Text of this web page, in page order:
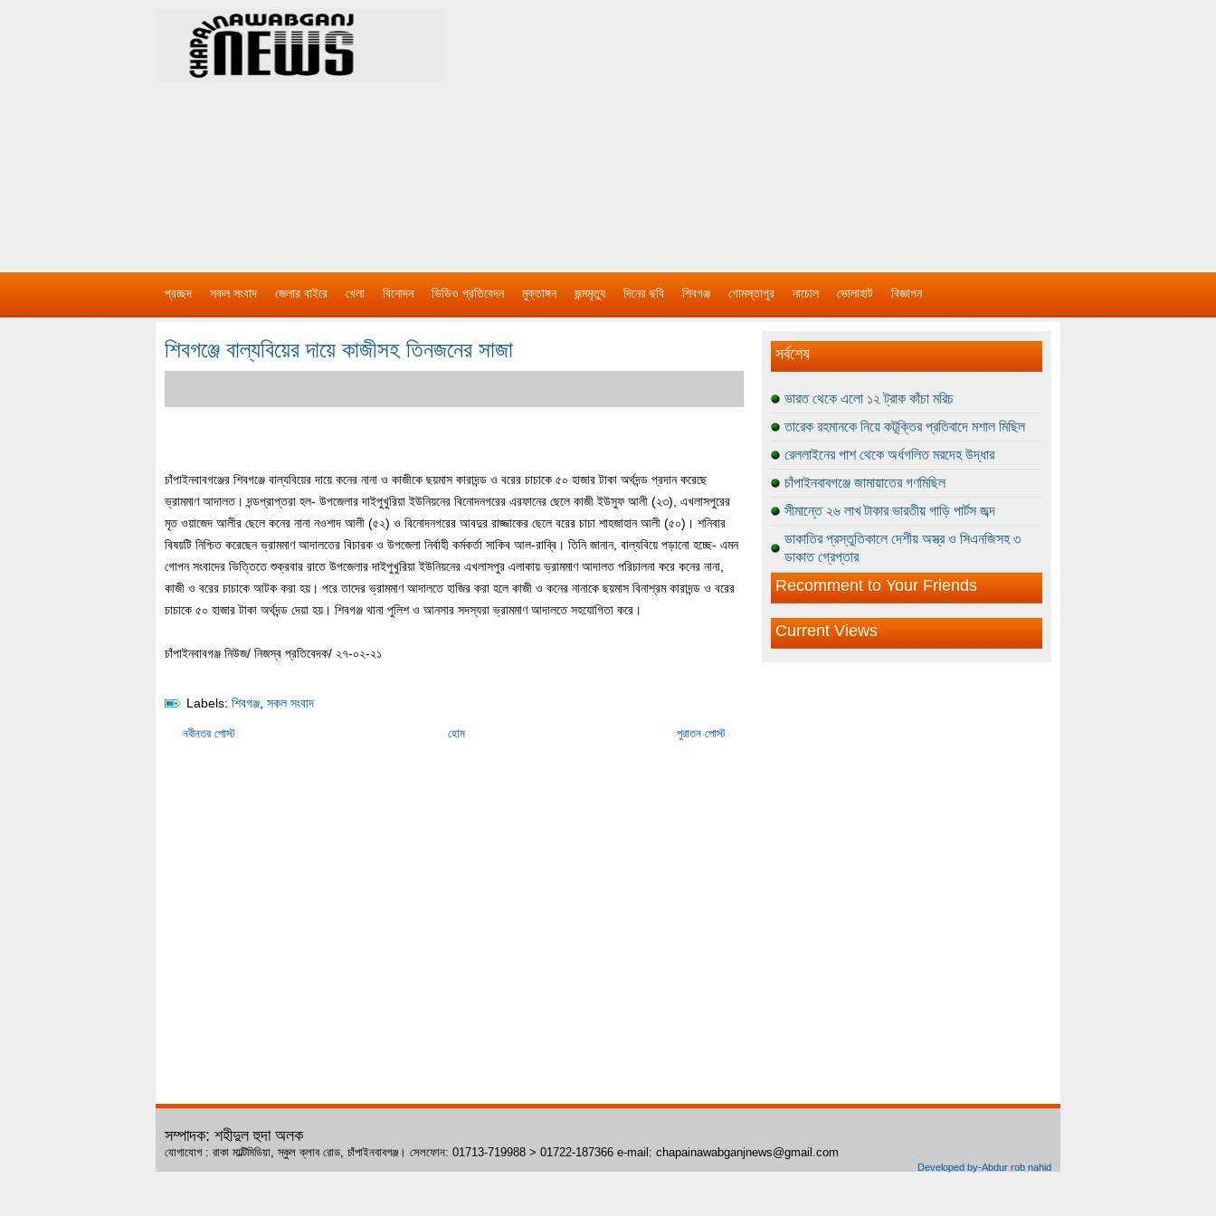
প্রচ্ছদ সকল সংবাদ জেলার বাইরে খেলা বিনোদন ভিডিও প্রতিবেদন মুক্তাঙ্গন জন্মমৃত্যু দিনের ছবি শিবগঞ্জ গোমস্তাপুর নাচোল ভোলাহাট বিজ্ঞাপন
শিবগঞ্জে বাল্যবিয়ের দায়ে কাজীসহ তিনজনের সাজা
চাঁপাইনবাবগঞ্জের শিবগঞ্জে বাল্যবিয়ের দায়ে কনের নানা ও কাজীকে ছয়মাস কারাদন্ড ও বরের চাচাকে ৫০ হাজার টাকা অর্থদন্ড প্রদান করেছে
ভ্রামমাণ আদালত। দন্ডপ্রাপ্তরা হল- উপজেলার দাইপুখুরিয়া ইউনিয়নের বিনোদনগরের এরফানের ছেলে কাজী ইউসুফ আলী (২৩), এখলাসপুরের
মৃত ওয়াজেদ আলীর ছেলে কনের নানা নওশাদ আলী (৫২) ও বিনোদনগরের আবদুর রাজ্জাকের ছেলে বরের চাচা শাহজাহান আলী (৫০)। শনিবার
বিষয়টি নিশ্চিত করেছেন ভ্রামমাণ আদালতের বিচারক ও উপজেলা নির্বাহী কর্মকর্তা সাকিব আল-রাব্বি। তিনি জানান, বাল্যবিয়ে পড়ানো হচ্ছে- এমন
গোপন সংবাদের ভিত্তিতে শুক্রবার রাতে উপজেলার দাইপুখুরিয়া ইউনিয়নের এখলাসপুর এলাকায় ভ্রামমাণ আদালত পরিচালনা করে কনের নানা,
কাজী ও বরের চাচাকে আটক করা হয়। পরে তাদের ভ্রামমাণ আদালতে হাজির করা হলে কাজী ও কনের নানাকে ছয়মাস বিনাশ্রম কারাদন্ড ও বরের
চাচাকে ৫০ হাজার টাকা অর্থদন্ড দেয়া হয়। শিবগঞ্জ থানা পুলিশ ও আনসার সদস্যরা ভ্রামমাণ আদালতে সহযোগিতা করে।
চাঁপাইনবাবগঞ্জ নিউজ/ নিজস্ব প্রতিবেদক/ ২৭-০২-২১
Labels: শিবগঞ্জ সকল সংবাদ
নবীনতর পোস্ট পুরাতন পোস্ট
হোম
সর্বশেষ
ভারত থেকে এলো ১২ ট্রাক কাঁচা মরিচ
তারেক রহমানকে নিয়ে কটূক্তির প্রতিবাদে মশাল মিছিল
রেললাইনের পাশ থেকে অর্ধগলিত মরদেহ উদ্ধার
চাঁপাইনবাবগঞ্জে জামায়াতের গণমিছিল
সীমান্তে ২৬ লাখ টাকার ভারতীয় গাড়ি পার্টস জব্দ
ডাকাতির প্রস্তুতিকালে দেশীয় অস্ত্র ও সিএনজিসহ ৩
ডাকাত গ্রেপ্তার
Recomment to Your Friends
Current Views
সম্পাদক: শহীদুল হুদা অলক
যোগাযোগ : রাকা মাল্টিমিডিয়া, স্কুল ক্লাব রোড, চাঁপাইনবাবগঞ্জ। সেলফোন: 01713-719988 > 01722-187366 e-mail: chapainawabganjnews@gmail.com
Developed by-Abdur rob nahid